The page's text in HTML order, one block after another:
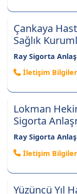
Çankaya
Sağlık
Ray Sigorta
İletişim
Lokman
Sigorta
Ray Sigorta
İletişim
Yüzüncü Yıl